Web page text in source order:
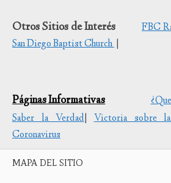
Otros Sitios de Interés FBC
San Diego Baptist Church
Páginas Informativas
Saber la Verdad|Victoria sobre
Coronavirus
MAPA DEL SITIO